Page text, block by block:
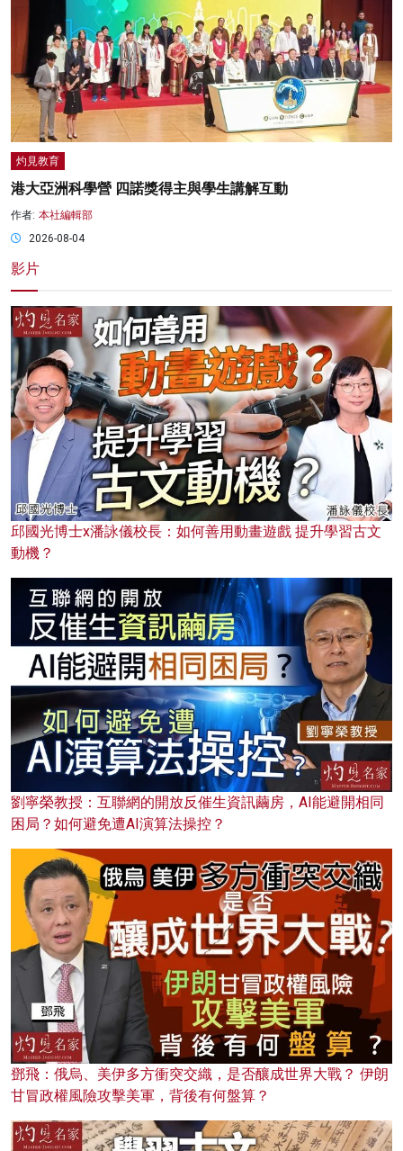
灼見教育
港大亞洲科學營 四諾獎得主與學生講解互動
作者: 本社編輯部
2026-08-04
影片
邱國光博士x潘詠儀校長：如何善用動畫遊戲 提升學習古文
動機？
劉寧榮教授：互聯網的開放反催生資訊繭房，AI能避開相同
困局？如何避免遭AI演算法操控？
鄧飛：俄烏、美伊多方衝突交織，是否釀成世界大戰？ 伊朗
甘冒政權風險攻擊美軍，背後有何盤算？